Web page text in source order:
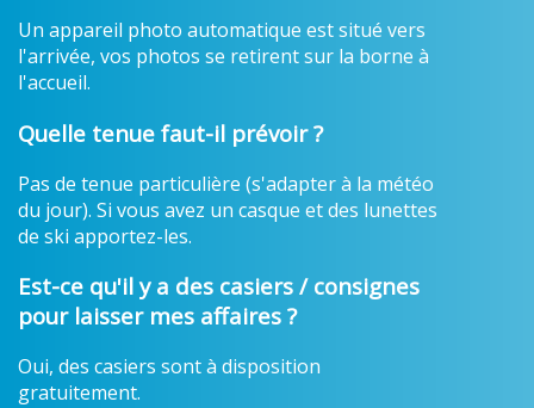
Un appareil photo automatique est situé vers
l'arrivée, vos photos se retirent sur la borne à
l'accueil.
Quelle tenue faut-il prévoir ?
Pas de tenue particulière (s'adapter à la météo
du jour). Si vous avez un casque et des lunettes
de ski apportez-les.
Est-ce qu'il y a des casiers / consignes
pour laisser mes affaires ?
Oui, des casiers sont à disposition
gratuitement.